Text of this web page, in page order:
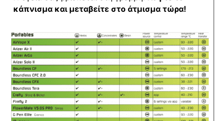
κάπνισμα και μεταβείτε στο άτμισμα τώρα!